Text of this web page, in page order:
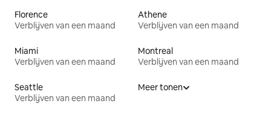
Florence
Verblijven van een maand
Athene
Verblijven van een maand
Miami
Verblijven van een maand
Montreal
Verblijven van een maand
Seattle
Verblijven van een maand
Meer tonen